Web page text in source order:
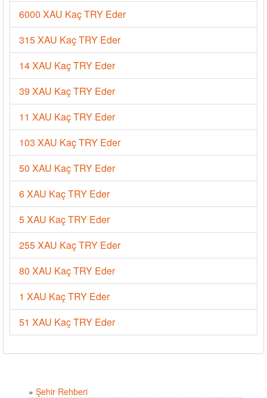
6000 XAU Kaç TRY Eder
315 XAU Kaç TRY Eder
14 XAU Kaç TRY Eder
39 XAU Kaç TRY Eder
11 XAU Kaç TRY Eder
103 XAU Kaç TRY Eder
50 XAU Kaç TRY Eder
6 XAU Kaç TRY Eder
5 XAU Kaç TRY Eder
255 XAU Kaç TRY Eder
80 XAU Kaç TRY Eder
1 XAU Kaç TRY Eder
51 XAU Kaç TRY Eder
» Şehir Rehberi